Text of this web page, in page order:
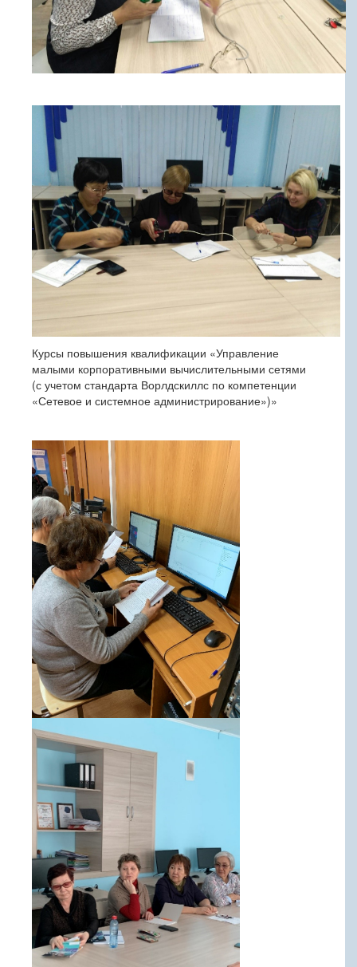
Курсы повышения квалификации «Управление
малыми корпоративными вычислительными сетями
(с учетом стандарта Ворлдскиллс по компетенции
«Сетевое и системное администрирование»)»